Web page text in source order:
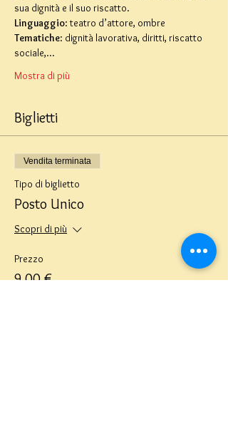
sua dignità e il suo riscatto.
Linguaggio: teatro d’attore, ombre
Tematiche: dignità lavorativa, diritti, riscatto
sociale,…
Mostra di più
Biglietti
Vendita terminata
Tipo di biglietto
Posto Unico
Scopri di più
Prezzo
9,00 €